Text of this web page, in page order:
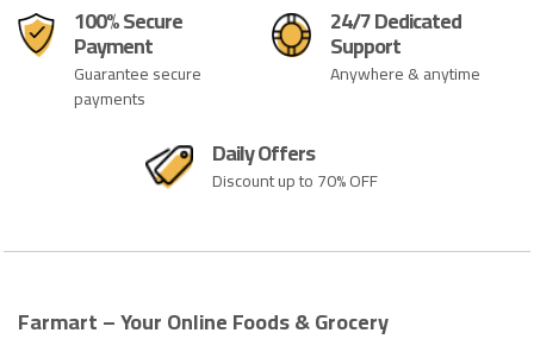
100% Secure
Payment
Guarantee secure
payments
24/7 Dedicated
Support
Anywhere & anytime
Daily Offers
Discount up to 70% OFF
Farmart – Your Online Foods & Grocery